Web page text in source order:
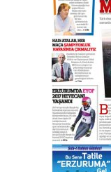
Bir
31 Mart
A.
BİR
28
Ahmet